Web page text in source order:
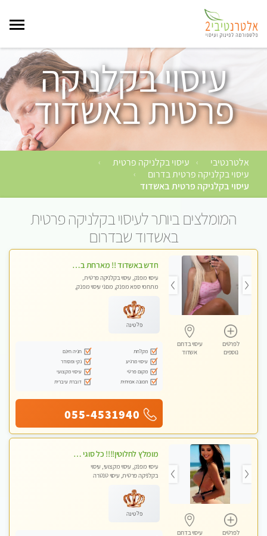
עיסוי בקלניקה
פרטית באשדוד
אלטרנטיבי › עיסוי בקלניקה פרטית ›
עיסוי בקלניקה פרטית בדרום ›
עיסוי בקלניקה פרטית באשדוד
המומלצים ביותר לעיסוי בקלניקה פרטית
באשדוד שבדרום
לפרטים
נוספים
עיסוי בדרום
אשדוד
חדש באשדוד !! מארחת בדירתי באופן פרטי ודיסקרטי מקום יפה מסודר נקי ואווירה נעימה יחס טוב בבית חםללא מין !!
עיסוי מפנק, עיסוי בקלניקה פרטית,
מתחמי ספא מפנק, מכוני עיסוי מפנק,
פלטינה
מקלחת
חניה חינם
עיסוי מרגיע
נקי ומסודר
מקום פרטי
עיסוי מקצועי
תמונה אמיתית
דוברת עיברית
055-4531940
לפרטים
עיסוי בדרום
מומלץ לחלוטין!!!! כל סוגי העיסויים מעסה מקצועית ואיכותית פרטי!!!
עיסוי מפנק, עיסוי מקצועי, עיסוי
בקלניקה פרטית, עיסוי טנטרה
פלטינה